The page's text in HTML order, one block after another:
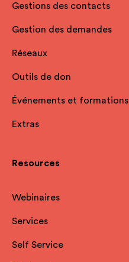
Gestions des contacts
Gestion des demandes
Réseaux
Outils de don
Événements et formations
Extras
Resources
Webinaires
Services
Self Service